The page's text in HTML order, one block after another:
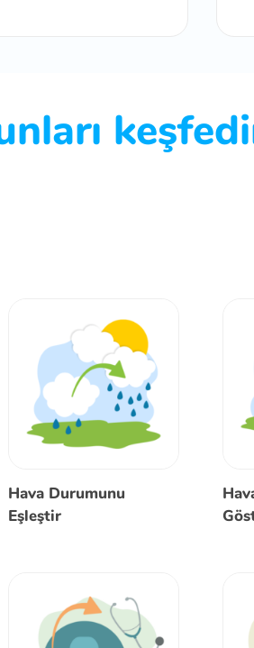
Hava Durumunu
Eşleştir